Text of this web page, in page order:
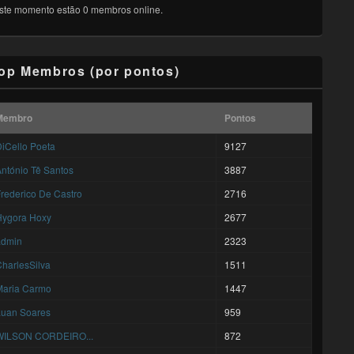
momento estão 0 membros online.
Membros (por pontos)
Pontos
Poeta
9127
Tê Santos
3887
De Castro
2716
Hoxy
2677
2323
1511
Carmo
1447
Soares
959
CORDEIRO...
872